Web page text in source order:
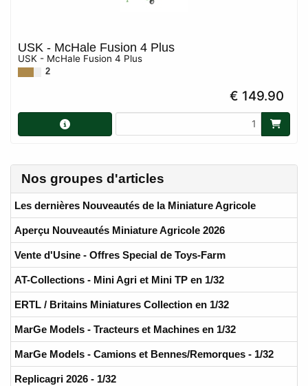
Nos groupes d'articles
Les dernières Nouveautés de la Miniature Agricole
Aperçu Nouveautés Miniature Agricole 2026
Vente d'Usine - Offres Special de Toys-Farm
AT-Collections - Mini Agri et Mini TP en 1/32
ERTL / Britains Miniatures Collection en 1/32
MarGe Models - Tracteurs et Machines en 1/32
MarGe Models - Camions et Bennes/Remorques - 1/32
Replicagri 2026 - 1/32
USK - McHale Fusion 4 Plus
USK - McHale Fusion 4 Plus
2
€ 149.90